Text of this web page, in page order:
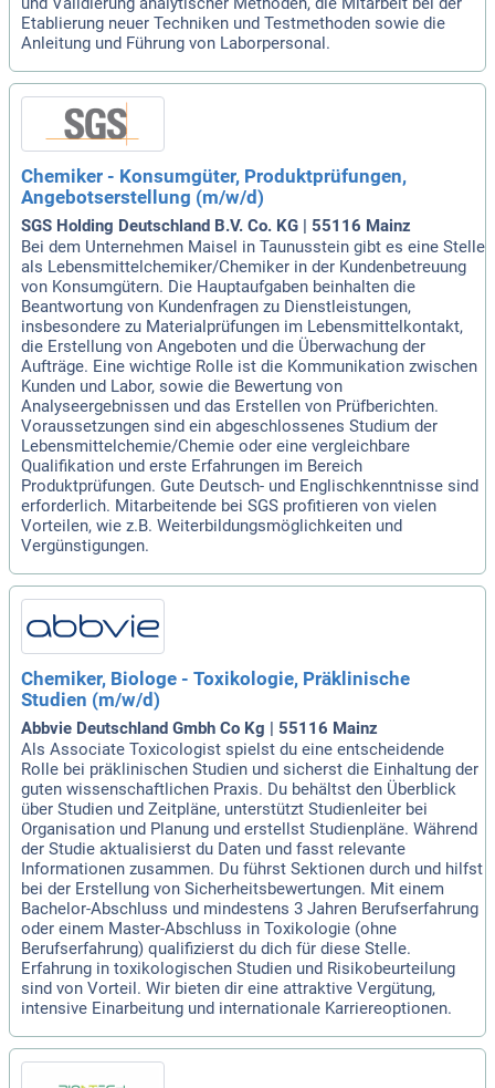
Etablierung neuer Techniken und Testmethoden sowie die
Anleitung und Führung von Laborpersonal.
Chemiker - Konsumgüter, Produktprüfungen,
Angebotserstellung (m/w/d)
SGS Holding Deutschland B.V. Co. KG | 55116 Mainz
Bei dem Unternehmen Maisel in Taunusstein gibt es eine Stelle
als Lebensmittelchemiker/Chemiker in der Kundenbetreuung
von Konsumgütern. Die Hauptaufgaben beinhalten die
Beantwortung von Kundenfragen zu Dienstleistungen,
insbesondere zu Materialprüfungen im Lebensmittelkontakt,
die Erstellung von Angeboten und die Überwachung der
Aufträge. Eine wichtige Rolle ist die Kommunikation zwischen
Kunden und Labor, sowie die Bewertung von
Analyseergebnissen und das Erstellen von Prüfberichten.
Voraussetzungen sind ein abgeschlossenes Studium der
Lebensmittelchemie/Chemie oder eine vergleichbare
Qualifikation und erste Erfahrungen im Bereich
Produktprüfungen. Gute Deutsch- und Englischkenntnisse sind
erforderlich. Mitarbeitende bei SGS profitieren von vielen
Vorteilen, wie z.B. Weiterbildungsmöglichkeiten und
Vergünstigungen.
Chemiker, Biologe - Toxikologie, Präklinische
Studien (m/w/d)
Abbvie Deutschland Gmbh Co Kg | 55116 Mainz
Als Associate Toxicologist spielst du eine entscheidende
Rolle bei präklinischen Studien und sicherst die Einhaltung der
guten wissenschaftlichen Praxis. Du behältst den Überblick
über Studien und Zeitpläne, unterstützt Studienleiter bei
Organisation und Planung und erstellst Studienpläne. Während
der Studie aktualisierst du Daten und fasst relevante
Informationen zusammen. Du führst Sektionen durch und hilfst
bei der Erstellung von Sicherheitsbewertungen. Mit einem
Bachelor-Abschluss und mindestens 3 Jahren Berufserfahrung
oder einem Master-Abschluss in Toxikologie (ohne
Berufserfahrung) qualifizierst du dich für diese Stelle.
Erfahrung in toxikologischen Studien und Risikobeurteilung
sind von Vorteil. Wir bieten dir eine attraktive Vergütung,
intensive Einarbeitung und internationale Karriereoptionen.